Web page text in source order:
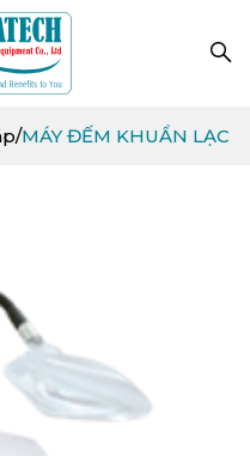
/MÁY ĐẾM KHUẨN LẠC